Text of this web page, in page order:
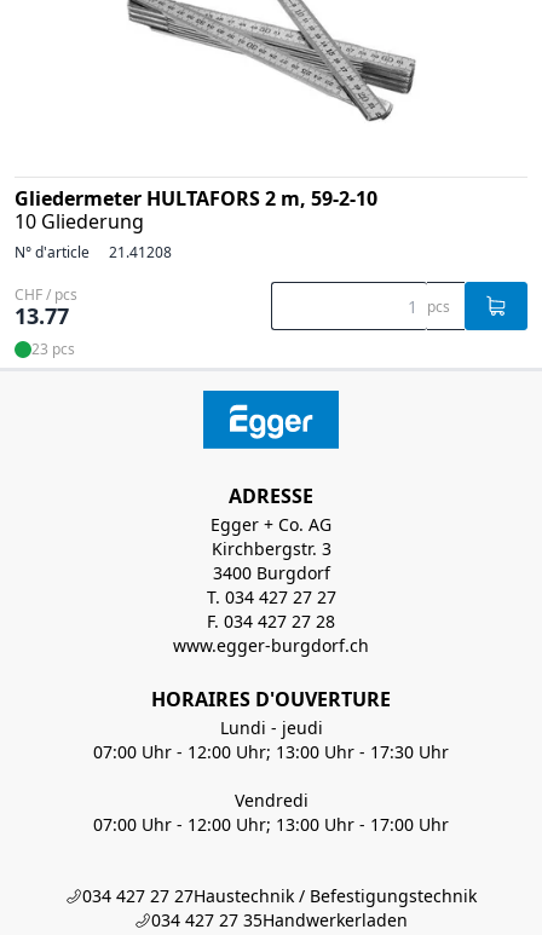
Gliedermeter HULTAFORS 2 m, 59-2-10
10 Gliederung
N° d'article 21.41208
CHF / pcs
13.77 pcs
23 pcs
ADRESSE
Egger + Co. AG
Kirchbergstr. 3
3400 Burgdorf
T. 034 427 27 27
F. 034 427 27 28
www.egger-burgdorf.ch
HORAIRES D'OUVERTURE
Lundi - jeudi
07:00 Uhr - 12:00 Uhr; 13:00 Uhr - 17:30 Uhr
Vendredi
07:00 Uhr - 12:00 Uhr; 13:00 Uhr - 17:00 Uhr
034 427 27 27Haustechnik / Befestigungstechnik
034 427 27 35Handwerkerladen